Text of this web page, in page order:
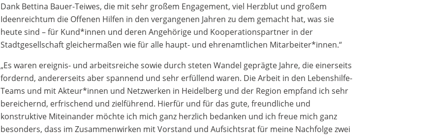
Dank Bettina Bauer-Teiwes, die mit sehr großem Engagement, viel Herzblut und großem
Ideenreichtum die Offenen Hilfen in den vergangenen Jahren zu dem gemacht hat, was sie
heute sind – für Kund*innen und deren Angehörige und Kooperationspartner in der
Stadtgesellschaft gleichermaßen wie für alle haupt- und ehrenamtlichen Mitarbeiter*innen.“
„Es waren ereignis- und arbeitsreiche sowie durch steten Wandel geprägte Jahre, die einerseits
fordernd, andererseits aber spannend und sehr erfüllend waren. Die Arbeit in den Lebenshilfe-
Teams und mit Akteur*innen und Netzwerken in Heidelberg und der Region empfand ich sehr
bereichernd, erfrischend und zielführend. Hierfür und für das gute, freundliche und
konstruktive Miteinander möchte ich mich ganz herzlich bedanken und ich freue mich ganz
besonders, dass im Zusammenwirken mit Vorstand und Aufsichtsrat für meine Nachfolge zwei